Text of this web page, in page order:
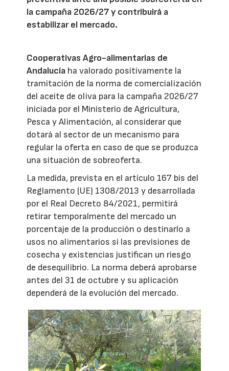
la campaña 2026/27 y contribuirá a
estabilizar el mercado.
Cooperativas Agro-alimentarias de
Andalucía ha valorado positivamente la
tramitación de la norma de comercialización
del aceite de oliva para la campaña 2026/27
iniciada por el Ministerio de Agricultura,
Pesca y Alimentación, al considerar que
dotará al sector de un mecanismo para
regular la oferta en caso de que se produzca
una situación de sobreoferta.
La medida, prevista en el artículo 167 bis del
Reglamento (UE) 1308/2013 y desarrollada
por el Real Decreto 84/2021, permitirá
retirar temporalmente del mercado un
porcentaje de la producción o destinarlo a
usos no alimentarios si las previsiones de
cosecha y existencias justifican un riesgo
de desequilibrio. La norma deberá aprobarse
antes del 31 de octubre y su aplicación
dependerá de la evolución del mercado.